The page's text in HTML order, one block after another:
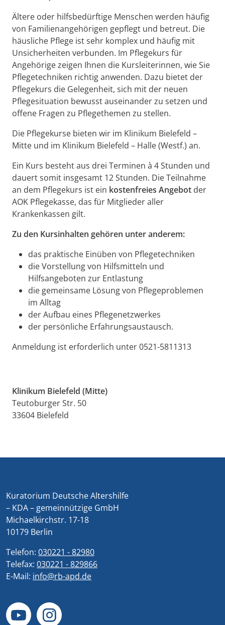
Ältere oder hilfsbedürftige Menschen werden häufig
von Familienangehörigen gepflegt und betreut. Die
häusliche Pflege ist sehr komplex und häufig mit
Unsicherheiten verbunden. Im Pflegekurs für
Angehörige zeigen Ihnen die Kursleiterinnen, wie Sie
Pflegetechniken richtig anwenden. Dazu bietet der
Pflegekurs die Gelegenheit, sich mit der neuen
Pflegesituation bewusst auseinander zu setzen und
offene Fragen zu Pflegethemen zu stellen.
Die Pflegekurse bieten wir im Klinikum Bielefeld –
Mitte und im Klinikum Bielefeld – Halle (Westf.) an.
Ein Kurs besteht aus drei Terminen à 4 Stunden und
dauert somit insgesamt 12 Stunden. Die Teilnahme
an dem Pflegekurs ist ein kostenfreies Angebot der
AOK Pflegekasse, das für Mitglieder aller
Krankenkassen gilt.
Zu den Kursinhalten gehören unter anderem:
das praktische Einüben von Pflegetechniken
die Vorstellung von Hilfsmitteln und
Hilfsangeboten zur Entlastung
die gemeinsame Lösung von Pflegeproblemen
im Alltag
der Aufbau eines Pflegenetzwerkes
der persönliche Erfahrungsaustausch.
Anmeldung ist erforderlich unter 0521-5811313
Klinikum Bielefeld (Mitte)
Teutoburger Str. 50
33604 Bielefeld
Kuratorium Deutsche Altershilfe
– KDA – gemeinnützige GmbH
Michaelkirchstr. 17-18
10179 Berlin
Telefon: 030221 - 82980
Telefax: 030221 - 829866
E-Mail: info@rb-apd.de